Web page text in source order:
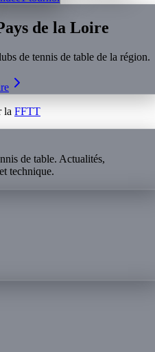
de la Loire
de tennis de table de la région.
la FFTT
de table. Actualités,
technique.